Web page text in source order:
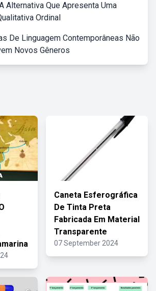
Alternativa Que Apresenta Uma
Ordinal
De Linguagem Contemporâneas Não
Novos Gêneros
Caneta Esferográfica
De Tinta Preta
Fabricada Em Material
Transparente
07 September 2024